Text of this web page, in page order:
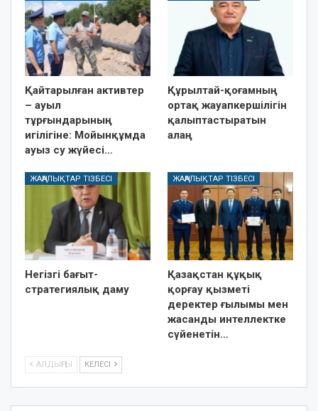
Қайтарылған активтер
– ауыл
тұрғындарының
игілігіне: Мойынқұмда
ауыз су жүйесі…
Құрылтай-қоғамның
ортақ жауапкершілігін
қалыптастыратын
алаң
ЖАҢАЛЫҚТАР ТІЗБЕСІ
Негізгі бағыт-
стратегиялық даму
ЖАҢАЛЫҚТАР ТІЗБЕСІ
Қазақстан құқық
қорғау қызметі
деректер ғылымы мен
жасанды интеллектке
сүйенетін…
АЛДЫҢҒЫ КЕЛЕСІ